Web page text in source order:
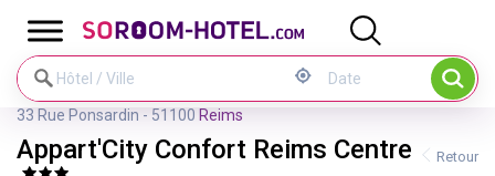
33 Rue Ponsardin - 51100 Reims
Appart'City Confort Reims Centre Retour